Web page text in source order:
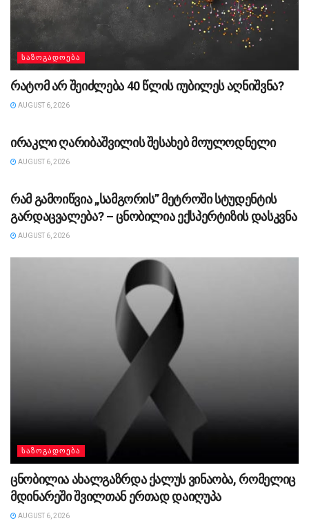
ᲡᲐᲖᲝᲒᲐᲓᲝᲔᲑᲐ
რატომ არ შეიძლება 40 წლის იუბილეს აღნიშვნა?
AUGUST 6, 2026
ირაკლი ღარიბაშვილის შესახებ მოულოდნელი
AUGUST 6, 2026
რამ გამოიწვია „სამგორის” მეტროში სტუდენტის
გარდაცვალება? – ცნობილია ექსპერტიზის დასკვნა
AUGUST 6, 2026
ᲡᲐᲖᲝᲒᲐᲓᲝᲔᲑᲐ
ცნობილია ახალგაზრდა ქალუს ვინაობა, რომელიც
მდინარეში შვილთან ერთად დაიღუპა
AUGUST 6, 2026